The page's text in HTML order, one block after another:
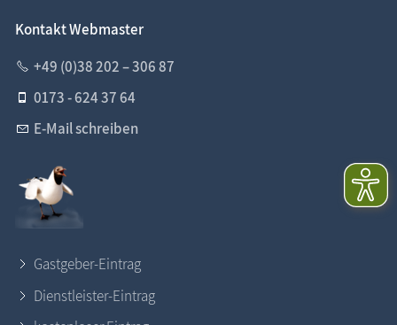
Kontakt Webmaster
+49 (0)38 202 – 306 87
0173 - 624 37 64
E-Mail schreiben
Gastgeber-Eintrag
Dienstleister-Eintrag